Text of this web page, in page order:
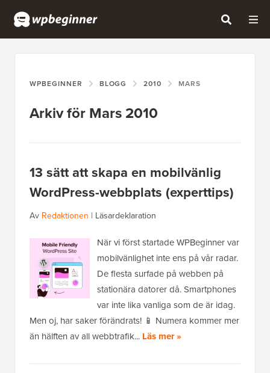
WPBEGINNER BLOGG 2010 MARS
Arkiv för Mars 2010
13 sätt att skapa en mobilvänlig
WordPress-webbplats (experttips)
Av Redaktionen | Läsardeklaration
När vi först startade WPBeginner var
mobilvänlighet inte ens på vår radar.
De flesta surfade på webben på
stationära datorer då. Smartphones
var inte lika vanliga som de är idag.
Men oj, har saker förändrats! 📱 Numera kommer mer
än hälften av all webbtrafik... Läs mer »